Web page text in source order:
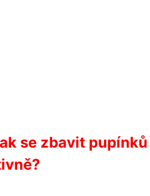
se zbavit pupínků